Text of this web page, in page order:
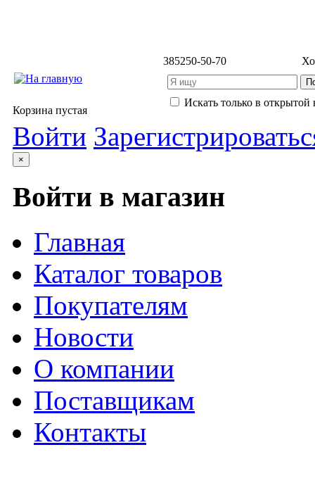
385250-50-70
Искать только в открытой
Корзина пустая
Войти
×
Войти в магазин
Главная
Каталог товаров
Покупателям
Новости
О компании
Поставщикам
Контакты